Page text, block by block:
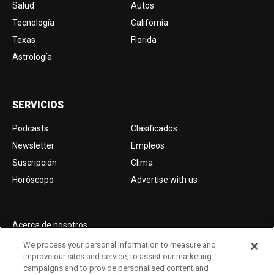
Salud
Autos
Tecnología
California
Texas
Florida
Astrología
SERVICIOS
Podcasts
Clasificados
Newsletter
Empleos
Suscripción
Clima
Horóscopo
Advertise with us
Acerca de nosotros
Politica de privacidad
Pautas Editoriales
We process your personal information to measure and
improve our sites and service, to assist our marketing
campaigns and to provide personalised content and